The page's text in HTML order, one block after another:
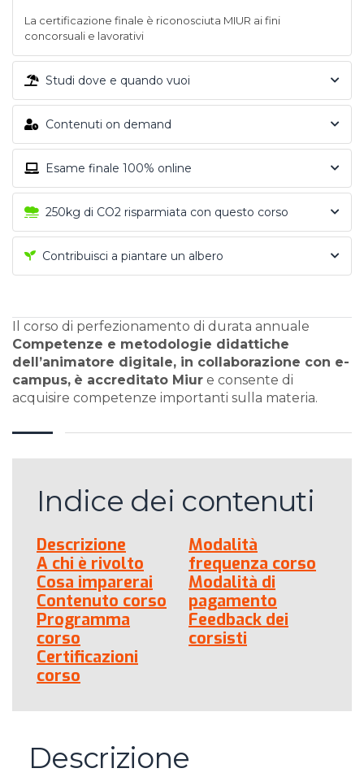
La certificazione finale è riconosciuta MIUR ai fini
concorsuali e lavorativi
Studi dove e quando vuoi
Contenuti on demand
Esame finale 100% online
250kg di CO2 risparmiata con questo corso
Contribuisci a piantare un albero
Il corso di perfezionamento di durata annuale
Competenze e metodologie didattiche
dell’animatore digitale, in collaborazione con e-
campus, è accreditato Miur e consente di
acquisire competenze importanti sulla materia.
Indice dei contenuti
Descrizione
A chi è rivolto
Cosa imparerai
Contenuto corso
Programma
corso
Certificazioni
corso
Modalità
frequenza corso
Modalità di
pagamento
Feedback dei
corsisti
Descrizione